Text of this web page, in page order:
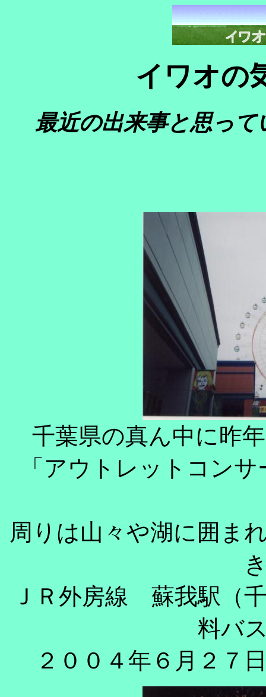
イワオの
最近の出来事と思っ
千葉県の真ん中に昨
「アウトレットコン
周りは山々や湖に囲ま
ＪＲ外房線 蘇我駅（
料バ
２００４年６月２７